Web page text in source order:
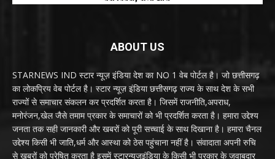
ABOUT US
STARNEWS IND स्टार न्यूज़ इंडिया देश का NO 1 वेब पोर्टल है। जो छत्तीसगढ़
का लोकप्रिय वेब पोर्टल है। स्टार न्यूज़ इंडिया छत्तीसगढ़ राज्य के साथ देश के सभी
राज्यों से समाचार संकलन कर प्रदर्शित करता है। जिसमें राजनीति,अपराध,
मनोरंजन,खेल जैसे तमाम प्रकार के समाचारों को भी प्रदर्शित करता है। हमारा उद्देश्य
जनता तक सही जानकारी और खबरों को पूरी सच्चाई के साथ दिखाना है। हमारा चैनल
उद्देश्य किसी भी जाति,धर्म और आस्था को ठेस पहुंचाना नहीं है। संवादाता अपनी रुचि
से खबरों को प्रेषित करता है इसमें स्टारन्यूजइंडिया के किसी भी प्रकार के जवाबदार